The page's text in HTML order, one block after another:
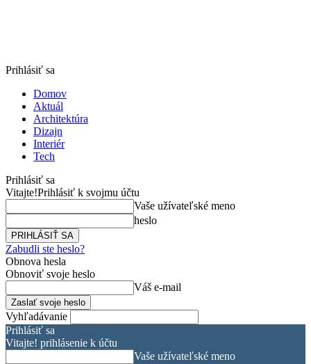
Prihlásiť sa
Domov
Aktuál
Architektúra
Dizajn
Interiér
Tech
Prihlásiť sa
Vitajte!Prihlásiť k svojmu účtu
Vaše užívateľské meno
heslo
Zabudli ste heslo?
Obnova hesla
Obnoviť svoje heslo
Váš e-mail
Vyhľadávanie
Prihlásiť sa
Vitajte! prihlásenie k účtu
Vaše užívateľské meno